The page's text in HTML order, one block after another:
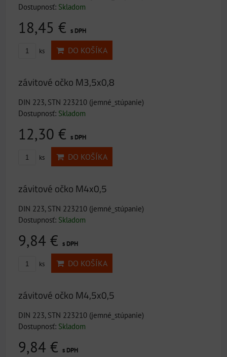
Dostupnosť: Skladom
18,45 € s DPH
ks DO KOŠÍKA
závitové očko M3,5x0,8
DIN 223, STN 223210 (jemné_stúpanie)
Dostupnosť: Skladom
12,30 € s DPH
ks DO KOŠÍKA
závitové očko M4x0,5
DIN 223, STN 223210 (jemné_stúpanie)
Dostupnosť: Skladom
9,84 € s DPH
ks DO KOŠÍKA
závitové očko M4,5x0,5
DIN 223, STN 223210 (jemné_stúpanie)
Dostupnosť: Skladom
9,84 € s DPH